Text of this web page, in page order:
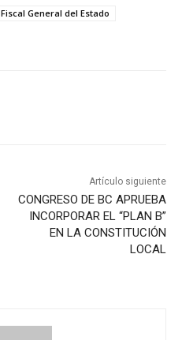
Fiscal General del Estado
Artículo siguiente
CONGRESO DE BC APRUEBA
INCORPORAR EL “PLAN B”
EN LA CONSTITUCIÓN
LOCAL